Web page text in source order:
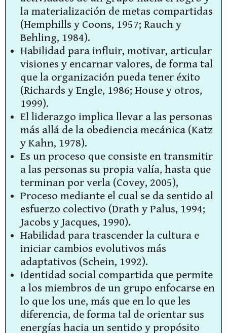
la materialización de metas compartidas
(Hemphills y Coons, 1957; Rauch y
Behling, 1984).
Habilidad para influir, motivar, articular
visiones y encarnar valores, de forma tal
que la organización pueda tener éxito
(Richards y Engle, 1986; House y otros,
1999).
El liderazgo implica llevar a las personas
más allá de la obediencia mecánica (Katz
y Kahn, 1978).
Es un proceso que consiste en transmitir
a las personas su propia valía, hasta que
terminan por verla (Covey, 2005),
Proceso mediante el cual se da sentido al
esfuerzo colectivo (Drath y Palus, 1994;
Jacobs y Jacques, 1990).
Habilidad para trascender la cultura e
iniciar cambios evolutivos más
adaptativos (Schein, 1992).
Identidad social compartida que permite
a los miembros de un grupo enfocarse en
lo que los une, más que en lo que les
diferencia, de forma tal de orientar sus
energías hacia un sentido y propósito